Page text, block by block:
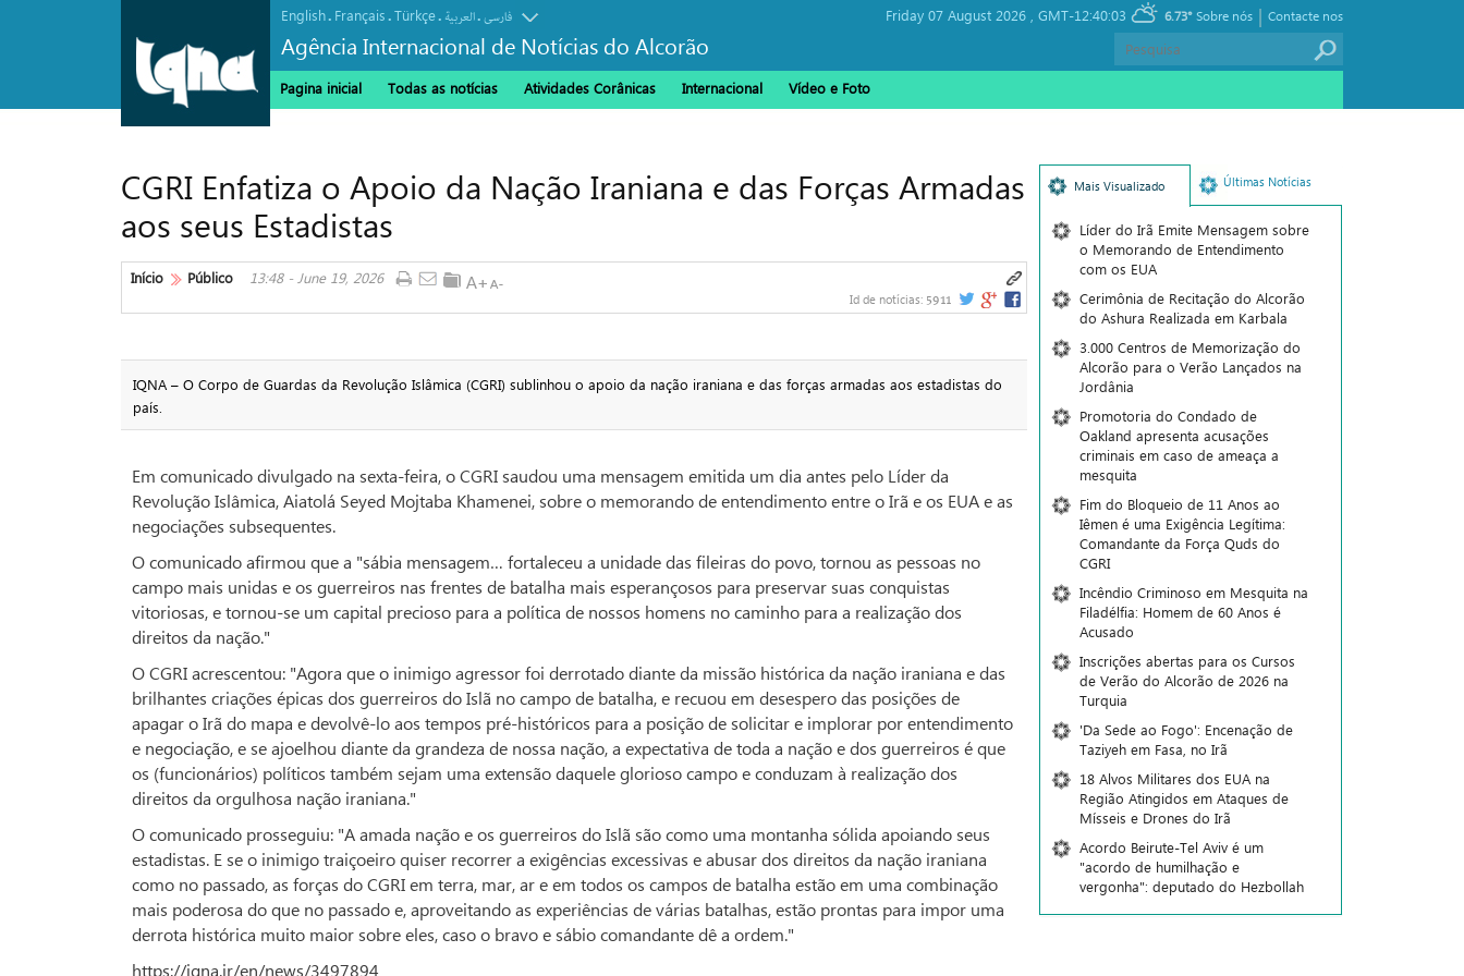
English. Français.Türkçe. العربیة.فارسی
Agência Internacional de Notícias do Alcorão
Friday 07 August 2026 , GMT-12:40:03 6.73° Contacte nos
|
Sobre nós
Pagina inicial Todas as notícias Atividades Corânicas Internacional Vídeo e Foto
CGRI Enfatiza o Apoio da Nação Iraniana e das Forças Armadas
aos seus Estadistas
Início Público 13:48 - June 19, 2026
Id de notícias: 5911
IQNA – O Corpo de Guardas da Revolução Islâmica (CGRI) sublinhou o apoio da nação iraniana e das forças armadas aos estadistas do
país.
Em comunicado divulgado na sexta-feira, o CGRI saudou uma mensagem emitida um dia antes pelo Líder da
Revolução Islâmica, Aiatolá Seyed Mojtaba Khamenei, sobre o memorando de entendimento entre o Irã e os EUA e as
negociações subsequentes.
O comunicado afirmou que a "sábia mensagem… fortaleceu a unidade das fileiras do povo, tornou as pessoas no
campo mais unidas e os guerreiros nas frentes de batalha mais esperançosos para preservar suas conquistas
vitoriosas, e tornou-se um capital precioso para a política de nossos homens no caminho para a realização dos
direitos da nação."
O CGRI acrescentou: "Agora que o inimigo agressor foi derrotado diante da missão histórica da nação iraniana e das
brilhantes criações épicas dos guerreiros do Islã no campo de batalha, e recuou em desespero das posições de
apagar o Irã do mapa e devolvê-lo aos tempos pré-históricos para a posição de solicitar e implorar por entendimento
e negociação, e se ajoelhou diante da grandeza de nossa nação, a expectativa de toda a nação e dos guerreiros é que
os (funcionários) políticos também sejam uma extensão daquele glorioso campo e conduzam à realização dos
direitos da orgulhosa nação iraniana."
O comunicado prosseguiu: "A amada nação e os guerreiros do Islã são como uma montanha sólida apoiando seus
estadistas. E se o inimigo traiçoeiro quiser recorrer a exigências excessivas e abusar dos direitos da nação iraniana
como no passado, as forças do CGRI em terra, mar, ar e em todos os campos de batalha estão em uma combinação
mais poderosa do que no passado e, aproveitando as experiências de várias batalhas, estão prontas para impor uma
derrota histórica muito maior sobre eles, caso o bravo e sábio comandante dê a ordem."
https://iqna.ir/en/news/3497894
Mais Visualizado Últimas Notícias
Líder do Irã Emite Mensagem sobre
o Memorando de Entendimento
com os EUA
Cerimônia de Recitação do Alcorão
do Ashura Realizada em Karbala
3.000 Centros de Memorização do
Alcorão para o Verão Lançados na
Jordânia
Promotoria do Condado de
Oakland apresenta acusações
criminais em caso de ameaça a
mesquita
Fim do Bloqueio de 11 Anos ao
Iêmen é uma Exigência Legítima:
Comandante da Força Quds do
CGRI
Incêndio Criminoso em Mesquita na
Filadélfia: Homem de 60 Anos é
Acusado
Inscrições abertas para os Cursos
de Verão do Alcorão de 2026 na
Turquia
'Da Sede ao Fogo': Encenação de
Taziyeh em Fasa, no Irã
18 Alvos Militares dos EUA na
Região Atingidos em Ataques de
Mísseis e Drones do Irã
Acordo Beirute-Tel Aviv é um
"acordo de humilhação e
vergonha": deputado do Hezbollah